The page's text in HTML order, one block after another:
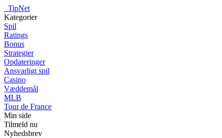
TipNet
Kategorier
Spil
Ratings
Bonus
Strategier
Opdateringer
Ansvarligt spil
Casino
Væddemål
MLB
Tour de France
Min side
Tilmeld nu
Nyhedsbrev